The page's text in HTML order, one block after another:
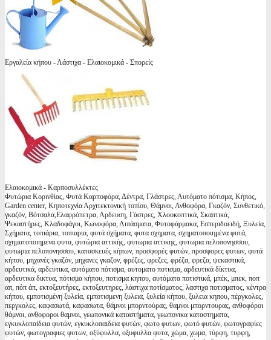
Εργαλεία κήπου - Λάστιχα - Ελαιοκομικά - Σπορείς
Ελαιοκομικά - Καρποσυλλέκτες
Φυτώρια Κορινθίας, Φυτά Καρποφόρα, Δέντρα, Γλάστρες, Αυτόματο πότισμα, Κήπος,
Garden center, Κηποτεχνία Αρχιτεκτονική τοπίου, Θάμνοι, Ανθοφόρα, Γκαζόν, Συνθετικό,
γκαζόν, Βότσαλα,Ελαφρόπετρα, Αρδευση, Γάστρες, Χλοοκοπτικά, Σκαπτικά,
Ψεκαστήρες, Κλαδοφάγοι, Κωνοφόρα, Λιπάσματα, Φυτοφάρμακα, Εσπεριδοειδή, Ξυλεία,
Σχήματα, τοπιάρια, τοπιαρια, φυτά σχήματα, φυτα σχηματα, σχηματοποιημένα φυτά,
σχηματοποιημενα φυτα, φυτώρια αττικής, φυτωρια αττικης, φυτωρια πελοπονησσου,
φυτωρια πελοπονησσου, κατασκευές κήπων, προσφορές φυτών, προσφορες φυτων, φυτά
κήπου, μηχανές γκαζόν, μηχανες γκαζον, φρέζες, φρεζες, φρέζα, φρεζα, ψεκαστικά,
αρδευτικά, αρδευτικα, αυτόματο πότισμα, αυτοματο ποτισμα, αρδευτικά δίκτυα,
αρδευτικα δικτυα, πότισμα κήπου, ποτισμα κηπου, αυτόματα ποτιστικά, μπέκ, μπεκ, ποπ
απ, πόπ άπ, εκτοξευτήρες, εκτοξευτηρες, λάστιχα ποτίσματος, λαστιχα ποτισματος, κέντρα
κήπου, εμποτισμένη ξυλεία, εμποτισμενη ξυλεια, ξυλεία κήπου, ξυλεια κηπου, πέργκολες,
περγκολες, καφασωτά, καφασωτα, θάμνοι μπορντούρας, θαμνοι μπορντουρας, ανθοφόροι
θάμνοι, ανθοφοροι θαμνοι, γεωπονικά καταστήματα, γεωπονικα καταστηματα,
εγκυκλοπαίδεια φυτών, εγκυκλοπαιδεια φυτών, φωτο φυτων, φωτό φυτών, φωτογραφίες
φυτών, φωτογραφιες φυτων, οξύφυλλα, οξυφυλλα φυτα, χώμα, χωμα, τύρφη, τυρφη,